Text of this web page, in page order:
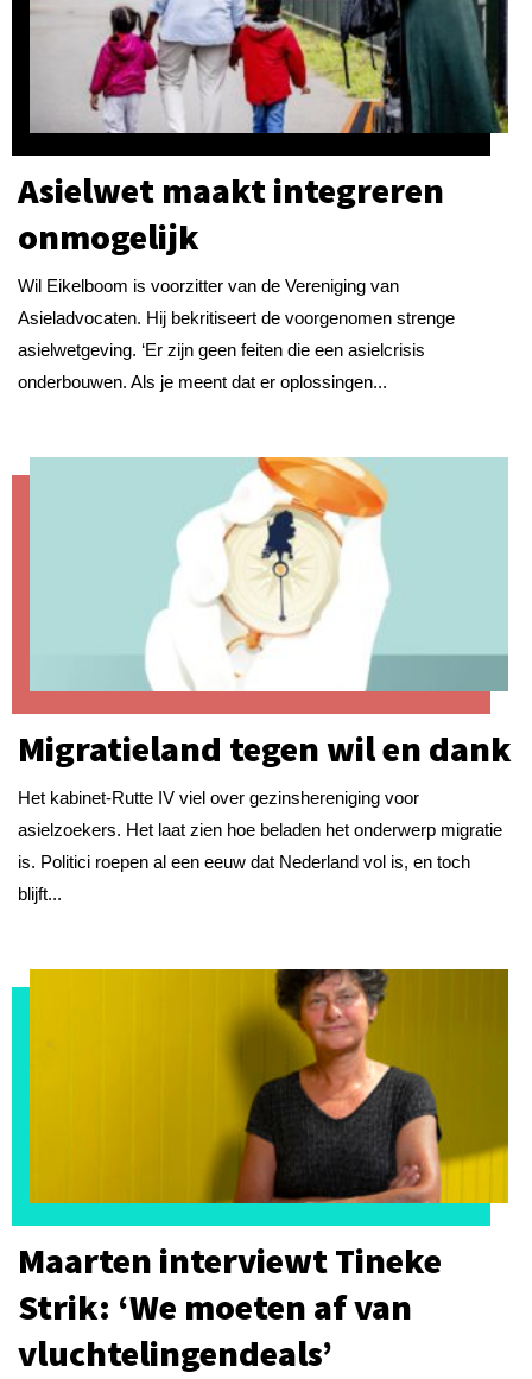
Asielwet maakt integreren
onmogelijk
Wil Eikelboom is voorzitter van de Vereniging van
Asieladvocaten. Hij bekritiseert de voorgenomen strenge
asielwetgeving. ‘Er zijn geen feiten die een asielcrisis
onderbouwen. Als je meent dat er oplossingen...
Migratieland tegen wil en dank
Het kabinet-Rutte IV viel over gezinshereniging voor
asielzoekers. Het laat zien hoe beladen het onderwerp migratie
is. Politici roepen al een eeuw dat Nederland vol is, en toch
blijft...
Maarten interviewt Tineke
Strik: ‘We moeten af van
vluchtelingendeals’